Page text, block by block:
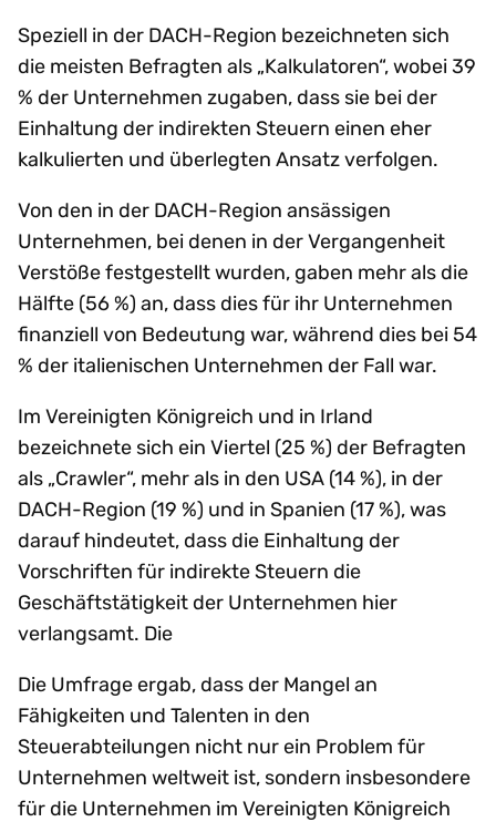
Speziell in der DACH-Region bezeichneten sich
die meisten Befragten als „Kalkulatoren“, wobei 39
% der Unternehmen zugaben, dass sie bei der
Einhaltung der indirekten Steuern einen eher
kalkulierten und überlegten Ansatz verfolgen.
Von den in der DACH-Region ansässigen
Unternehmen, bei denen in der Vergangenheit
Verstöße festgestellt wurden, gaben mehr als die
Hälfte (56 %) an, dass dies für ihr Unternehmen
finanziell von Bedeutung war, während dies bei 54
% der italienischen Unternehmen der Fall war.
Im Vereinigten Königreich und in Irland
bezeichnete sich ein Viertel (25 %) der Befragten
als „Crawler“, mehr als in den USA (14 %), in der
DACH-Region (19 %) und in Spanien (17 %), was
darauf hindeutet, dass die Einhaltung der
Vorschriften für indirekte Steuern die
Geschäftstätigkeit der Unternehmen hier
verlangsamt. Die
Die Umfrage ergab, dass der Mangel an
Fähigkeiten und Talenten in den
Steuerabteilungen nicht nur ein Problem für
Unternehmen weltweit ist, sondern insbesondere
für die Unternehmen im Vereinigten Königreich